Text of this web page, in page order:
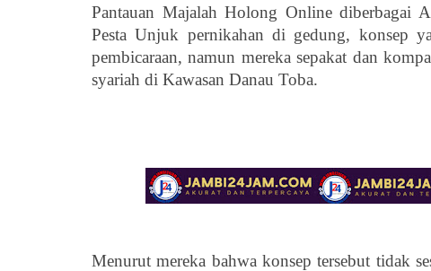
Pantauan Majalah Holong Online diberbagai
Pesta Unjuk pernikahan di gedung, konsep
pembicaraan, namun mereka sepakat dan
syariah di Kawasan Danau Toba.
Menurut mereka bahwa konsep tersebut tidak